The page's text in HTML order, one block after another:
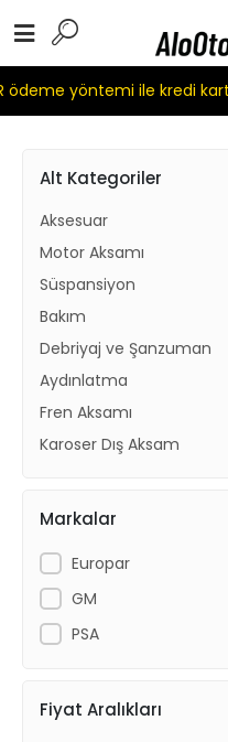
ödeme yöntemi ile kredi
Alt Kategoriler
Aksesuar
Motor Aksamı
Süspansiyon
Bakım
Debriyaj ve Şanzuman
Aydınlatma
Fren Aksamı
Karoser Dış Aksam
Markalar
Europar
GM
PSA
Fiyat Aralıkları